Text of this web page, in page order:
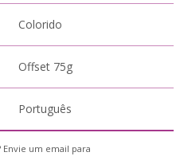
Colorido
Offset 75g
Português
um email para